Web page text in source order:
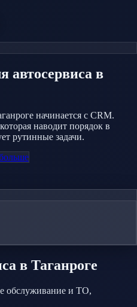
автосервиса в
начинается с CRM.
наводит порядок в
рутинные задачи.
в Таганроге
обслуживание и ТО,